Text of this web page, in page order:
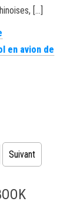
[…]
en avion de
Suivant